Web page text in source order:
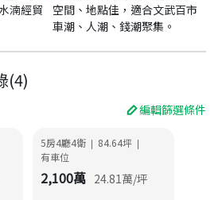
湳經貿
空間、地點佳，適合文武百市
車潮、人潮、錢潮聚集。
(4)
編輯篩選條件
5房4廳4衛 | 84.64坪 |
有車位
2,100萬 24.81萬/坪